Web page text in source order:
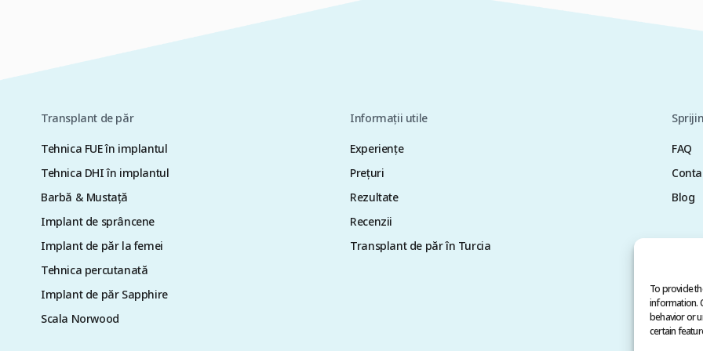
To provide
information.
behavior or
certain
Transplant de păr
Tehnica FUE în implantul
Tehnica DHI în implantul
Barbă & Mustață
Implant de sprâncene
Implant de păr la femei
Tehnica percutanată
Implant de păr Sapphire
Scala Norwood
Informații utile
Experiențe
Preţuri
Rezultate
Recenzii
Transplant de păr în Turcia
Sprijin
FAQ
Blog